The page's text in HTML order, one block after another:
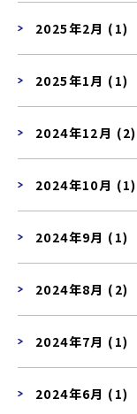
2025年2月 (1)
2025年1月 (1)
2024年12月 (2)
2024年10月 (1)
2024年9月 (1)
2024年8月 (2)
2024年7月 (1)
2024年6月 (1)